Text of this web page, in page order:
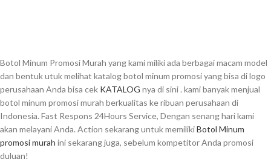
Botol Minum Promosi Murah yang kami miliki ada berbagai macam model
dan bentuk utuk melihat katalog botol minum promosi yang bisa di logo
perusahaan Anda bisa cek KATALOG nya di sini . kami banyak menjual
botol minum promosi murah berkualitas ke ribuan perusahaan di
Indonesia. Fast Respons 24Hours Service, Dengan senang hari kami
akan melayani Anda. Action sekarang untuk memilikiBotol Minum
promosi murah ini sekarang juga, sebelum kompetitor Anda promosi
duluan!